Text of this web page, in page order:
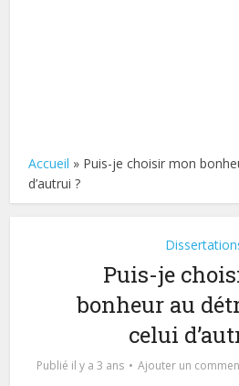
Accueil » Puis-je choisir mon
d’autrui ?
Puis-je
bonheur au
celui
Publié il y a 3 ans Ajouter un